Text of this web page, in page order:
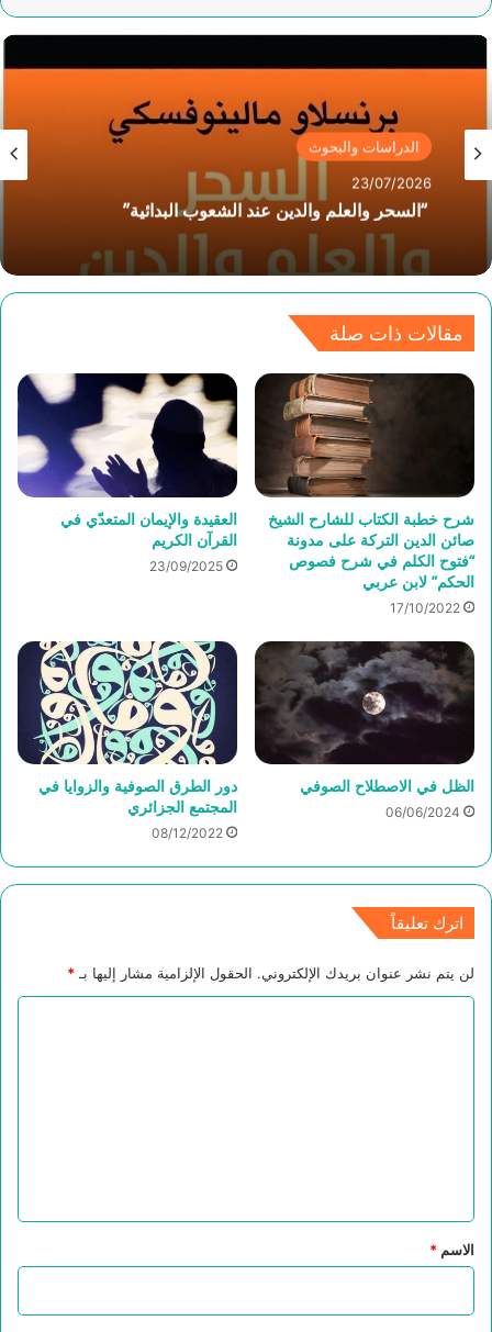
الدراسات والبحوث
الفينومينولوجيا عند إدموند هوسرل- بحث في نشأتها
وعناصرها الأساسية
مقالات ذات صلة
شرح خطبة الكتاب للشارح الشيخ
صائن الدين التركة على مدونة
“فتوح الكلم في شرح فصوص
الحكم” لابن عربي
17/10/2022
العقيدة والإيمان المتعدّي في
القرآن الكريم
23/09/2025
الظل في الاصطلاح الصوفي
06/06/2024
دور الطرق الصوفية والزوايا في
المجتمع الجزائري
08/12/2022
اترك تعليقاً
لن يتم نشر عنوان بريدك الإلكتروني. الحقول الإلزامية مشار إليها بـ*
*
الاسم *